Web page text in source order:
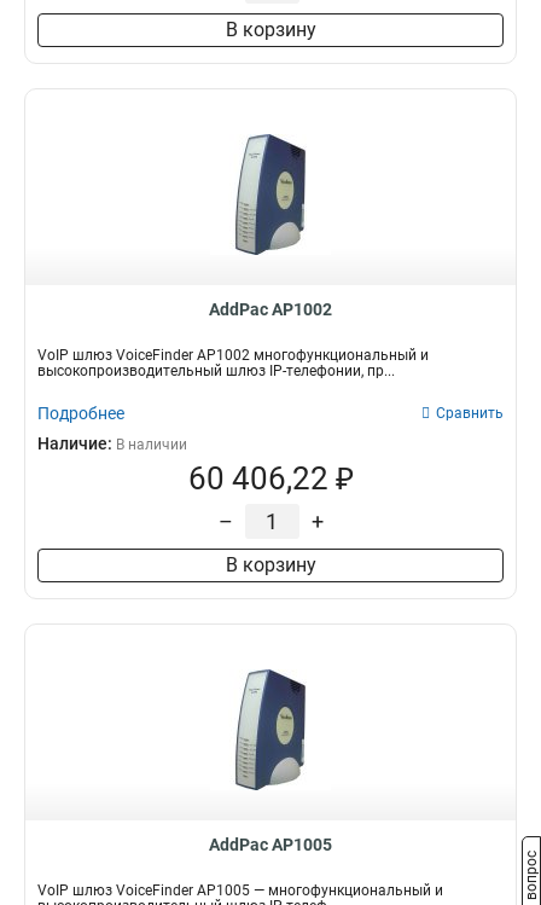
В корзину
AddPac AP1002
VoIP шлюз VoiceFinder AP1002 многофункциональный и
высокопроизводительный шлюз IP-телефонии, пр...
Подробнее Сравнить
Наличие: В наличии
60 406,22 ₽
– +
В корзину
AddPac AP1005
VoIP шлюз VoiceFinder AP1005 — многофункциональный и